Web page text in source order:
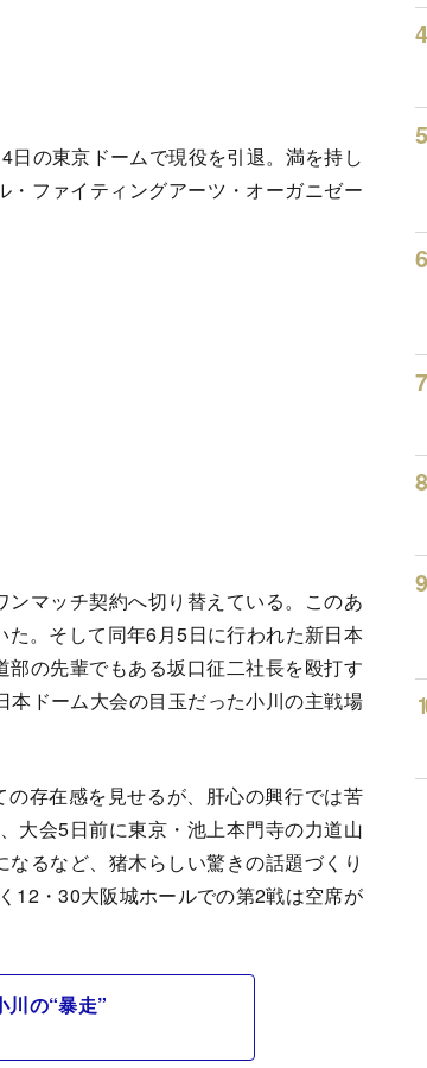
の東京ドームで現役を引退。満を持し
ファイティングアーツ・オーガニゼー
マッチ契約へ切り替えている。このあ
。そして同年6月5日に行われた新日本
の先輩でもある坂口征二社長を殴打す
ドーム大会の目玉だった小川の主戦場
存在感を見せるが、肝心の興行では苦
大会5日前に東京・池上本門寺の力道山
るなど、猪木らしい驚きの話題づくり
12・30大阪城ホールでの第2戦は空席が
川の“暴走”